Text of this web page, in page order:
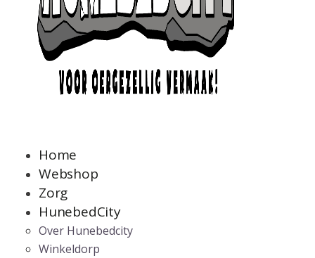
Home
Webshop
Zorg
HunebedCity
Over Hunebedcity
Winkeldorp